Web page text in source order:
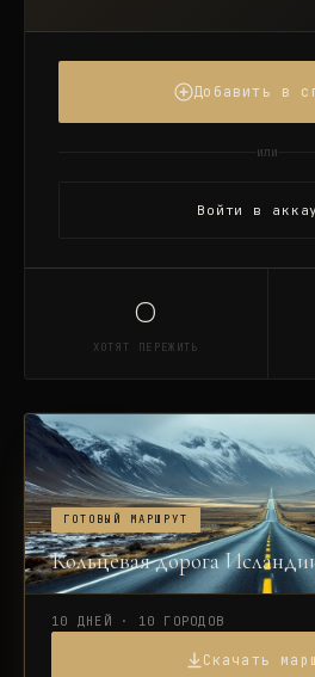
Добавить в
или
Войти в
0
ХОТЯТ ПЕРЕЖИТЬ
ГОТОВЫЙ МАРШРУТ
Кольцевая дорога
10 ДНЕЙ · 10 ГОРОДОВ
Скачать